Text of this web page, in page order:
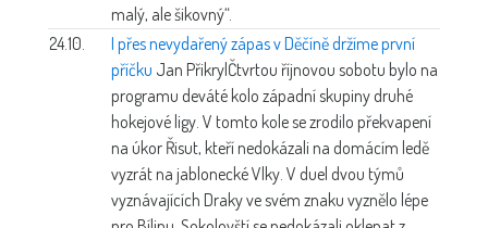
malý, ale šikovný“.
24.10.
I přes nevydařený zápas v Děčíně držíme první
příčku Jan PřikrylČtvrtou říjnovou sobotu bylo na
programu deváté kolo západní skupiny druhé
hokejové ligy. V tomto kole se zrodilo překvapení
na úkor Řisut, kteří nedokázali na domácím ledě
vyzrát na jablonecké Vlky. V duel dvou týmů
vyznávajících Draky ve svém znaku vyznělo lépe